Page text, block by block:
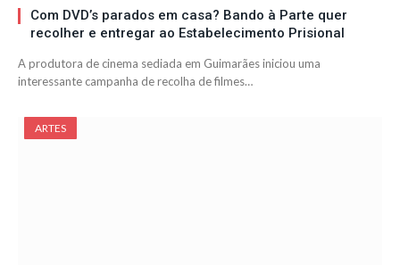
Com DVD’s parados em casa? Bando à Parte quer
recolher e entregar ao Estabelecimento Prisional
A produtora de cinema sediada em Guimarães iniciou uma
interessante campanha de recolha de filmes…
ARTES